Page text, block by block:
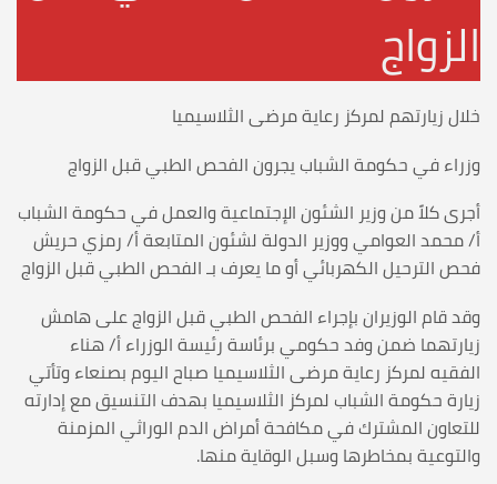
الزواج
خلال زيارتهم لمركز رعاية مرضى الثلاسيميا
وزراء في حكومة الشباب يجرون الفحص الطبي قبل الزواج
أجرى كلاً من وزير الشئون الإجتماعية والعمل في حكومة الشباب
أ/ محمد العوامي ووزير الدولة لشئون المتابعة أ/ رمزي حريش
فحص الترحيل الكهربائي أو ما يعرف بـ الفحص الطبي قبل الزواج
وقد قام الوزيران بإجراء الفحص الطبي قبل الزواج على هامش
زيارتهما ضمن وفد حكومي برئاسة رئيسة الوزراء أ/ هناء
الفقيه لمركز رعاية مرضى الثلاسيميا صباح اليوم بصنعاء وتأتي
زيارة حكومة الشباب لمركز الثلاسيميا بهدف التنسيق مع إدارته
للتعاون المشترك في مكافحة أمراض الدم الوراثي المزمنة
والتوعية بمخاطرها وسبل الوقاية منها.